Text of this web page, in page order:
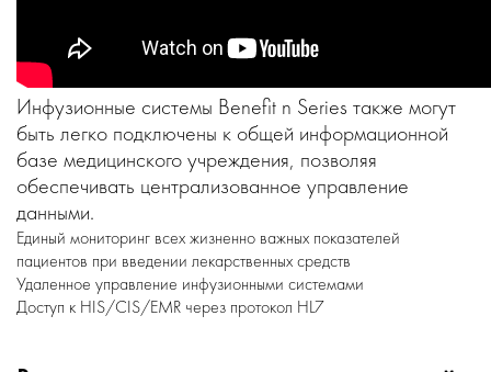
Инфузионные системы Benefit n Series также могут
быть легко подключены к общей информационной
базе медицинского учреждения, позволяя
обеспечивать централизованное управление
данными.
Единый мониторинг всех жизненно важных показателей
пациентов при введении лекарственных средств
Удаленное управление инфузионными системами
Доступ к HIS/CIS/EMR через протокол HL7